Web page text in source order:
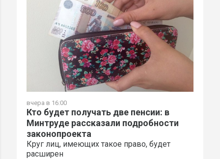
вчера в 16:00
Кто будет получать две пенсии: в
Минтруде рассказали подробности
законопроекта
Круг лиц, имеющих такое право, будет
расширен